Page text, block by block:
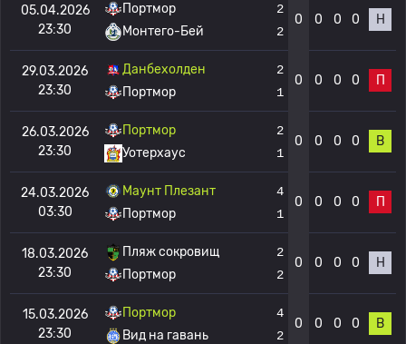
05.04.2026
23:30
Портмор
Монтего-Бей
2
2
0 0 0 0 Н
29.03.2026
23:30
Данбехолден
Портмор
2
1
0 0 0 0 П
26.03.2026
23:30
Портмор
Уотерхаус
2
1
0 0 0 0 В
24.03.2026
03:30
Маунт Плезант
Портмор
4
1
0 0 0 0 П
18.03.2026
23:30
Пляж сокровищ
Портмор
2
2
0 0 0 0 Н
15.03.2026
23:30
Портмор
Вид на гавань
4
2
0 0 0 0 В